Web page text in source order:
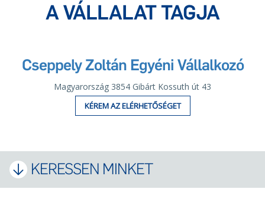
A VÁLLALAT TAGJA
Cseppely Zoltán Egyéni Vállalkozó
Magyarország 3854 Gibárt Kossuth út 43
KÉREM AZ ELÉRHETŐSÉGET
KERESSEN MINKET